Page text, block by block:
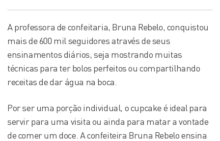
A professora de confeitaria, Bruna Rebelo, conquistou
mais de 600 mil seguidores através de seus
ensinamentos diários, seja mostrando muitas
técnicas para ter bolos perfeitos ou compartilhando
receitas de dar água na boca.
Por ser uma porção individual, o cupcake é ideal para
servir para uma visita ou ainda para matar a vontade
de comer um doce. A confeiteira Bruna Rebelo ensina